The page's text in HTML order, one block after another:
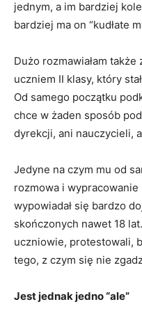
jednym, a im bardziej
bardziej ma on “kudłate
Dużo rozmawiałam
uczniem II klasy, który
Od samego początku
chce w żaden sposób
dyrekcji, ani nauczycieli,
Jedyne na czym mu od
rozmowa i
wypowiadał się bardzo
skończonych nawet 18
uczniowie, protestowali,
tego, z czym się nie
Jest jednak jedno “ale”